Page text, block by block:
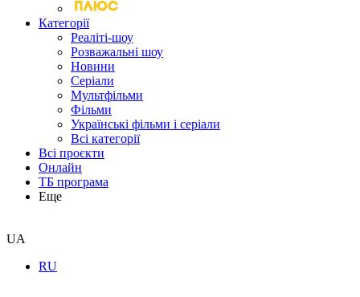
Категорії
Реаліті-шоу
Розважальні шоу
Новини
Серіали
Мультфільми
Фільми
Українські фільми і серіали
Всі категорії
Всі проєкти
Онлайн
ТБ програма
Еще
UA
RU